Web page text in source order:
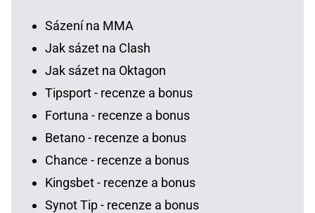
Sázení na MMA
Jak sázet na Clash
Jak sázet na Oktagon
Tipsport - recenze a bonus
Fortuna - recenze a bonus
Betano - recenze a bonus
Chance - recenze a bonus
Kingsbet - recenze a bonus
Synot Tip - recenze a bonus